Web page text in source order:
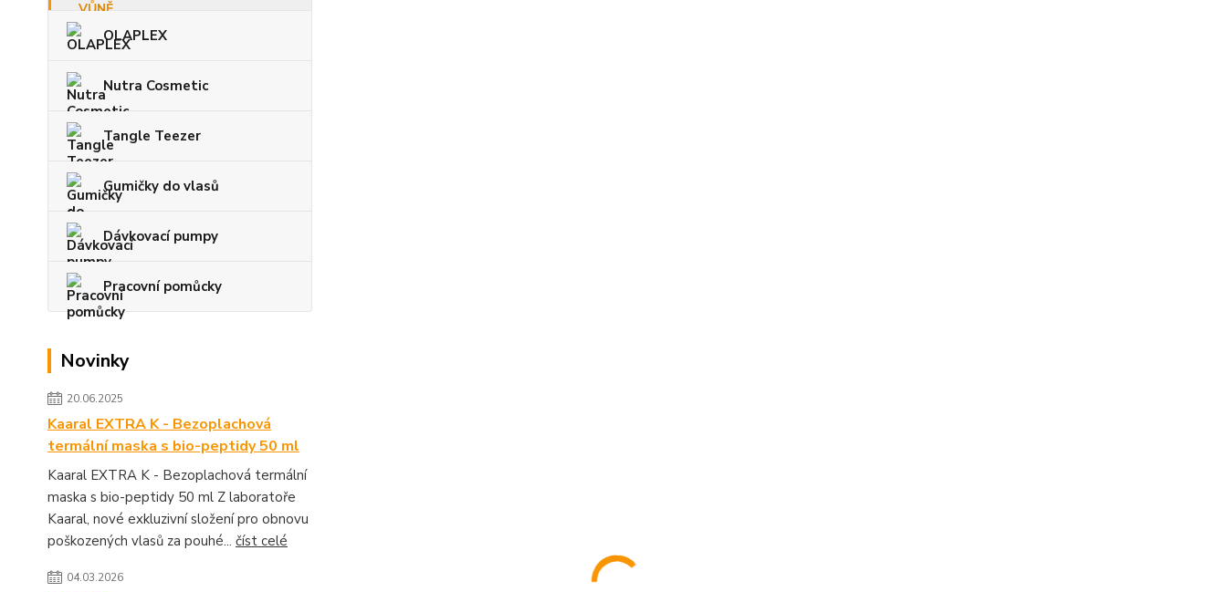
OLAPLEX
Nutra Cosmetic
Tangle Teezer
Gumičky do vlasů
Dávkovací pumpy
Pracovní pomůcky
Novinky
20.06.2025
Kaaral EXTRA K - Bezoplachová
termální maska s bio-peptidy 50 ml
Kaaral EXTRA K - Bezoplachová termální
maska s bio-peptidy 50 ml Z laboratoře
Kaaral, nové exkluzivní složení pro obnovu
poškozených vlasů za pouhé... číst celé
04.03.2026